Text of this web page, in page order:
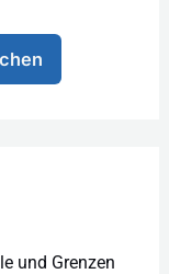
und Grenzen